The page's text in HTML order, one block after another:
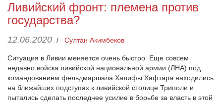
Ливийский фронт: племена против
государства?
12.06.2020 / Султан Акимбеков
Ситуация в Ливии меняется очень быстро. Еще совсем
недавно войска ливийской национальной армии (ЛНА) под
командованием фельдмаршала Халифы Хафтара находились
на ближайших подступах к ливийской столице Триполи и
пытались сделать последнее усилие в борьбе за власть в этой